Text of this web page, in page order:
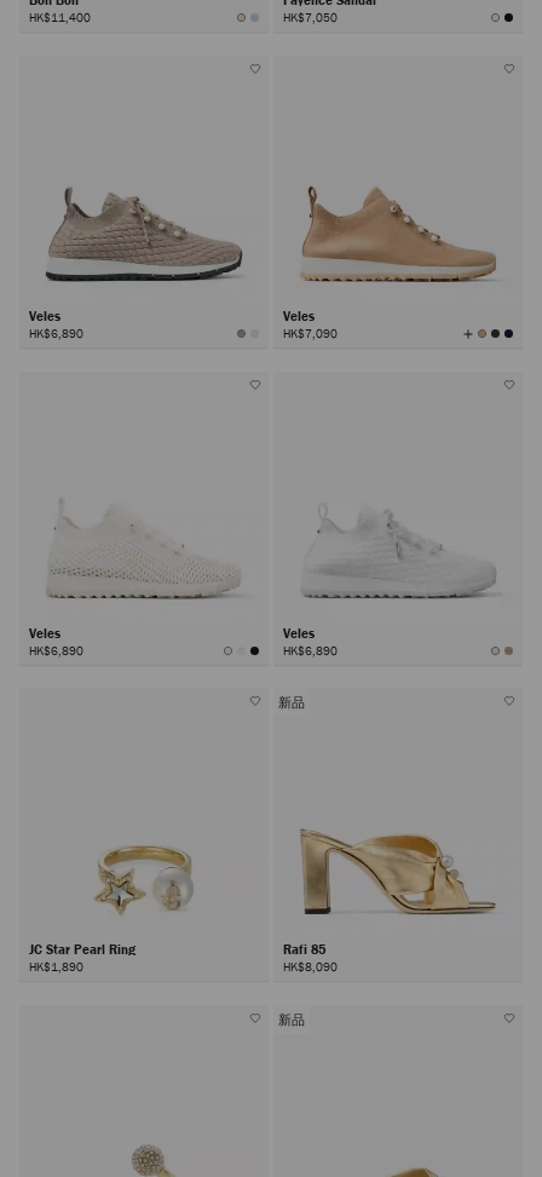
HK$11,400 HK$7,050
Veles
HK$6,890
Veles
HK$7,090 查
看
Veles
HK$6,890
Veles
HK$6,890
JC Star Pearl Ring
HK$1,890
新品
Rafi 85
HK$8,090
新品